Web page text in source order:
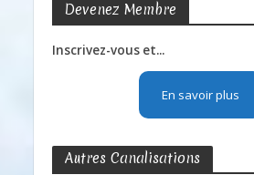
Devenez Membre
Inscrivez-vous et...
En savoir plus
Autres Canalisations